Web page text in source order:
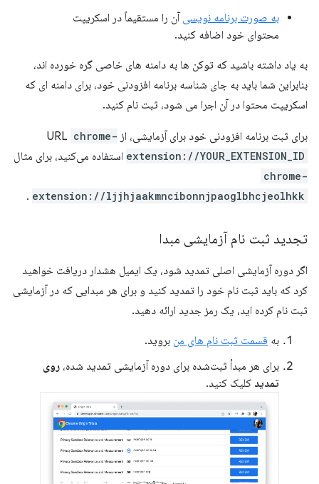
به صورت برنامه نویسی آن را مستقیماً در اسکریپت
محتوای خود اضافه کنید.
به یاد داشته باشید که توکن ها به دامنه های خاصی گره خورده اند،
بنابراین شما باید به جای شناسه برنامه افزودنی خود، برای دامنه ای که
اسکریپت محتوا در آن اجرا می شود، ثبت نام کنید.
برای ثبت برنامه افزودنی خود برای آزمایشی، از URL chrome-
extension://YOUR_EXTENSION_ID استفاده می‌کنید، برای مثال
chrome-
extension://ljjhjaakmncibonnjpaoglbhcjeolhkk
.
تجدید ثبت نام آزمایشی مبدا
اگر دوره آزمایشی اصلی تمدید شود، یک ایمیل هشدار دریافت خواهید
کرد که باید ثبت نام خود را تمدید کنید و برای هر مبدایی که در آزمایشی
ثبت نام کرده اید، یک رمز جدید ارائه دهید.
به قسمت ثبت نام های من بروید.
برای هر مبدأ ثبت‌شده برای دوره آزمایشی تمدید شده، روی
تمدید کلیک کنید.